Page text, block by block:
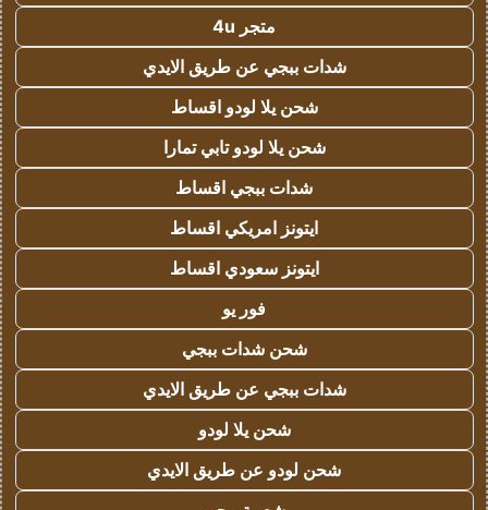
متجر 4u
شدات ببجي عن طريق الايدي
شحن يلا لودو اقساط
شحن يلا لودو تابي تمارا
شدات ببجي اقساط
ايتونز امريكي اقساط
ايتونز سعودي اقساط
فور يو
شحن شدات ببجي
شدات ببجي عن طريق الايدي
شحن يلا لودو
شحن لودو عن طريق الايدي